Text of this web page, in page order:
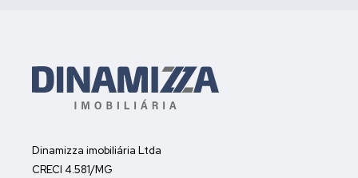
Dinamizza imobiliária Ltda
CRECI 4.581/MG